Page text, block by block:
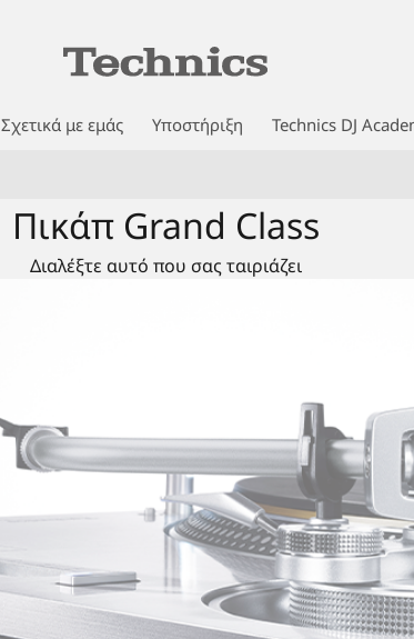
Σχετικά με εμάς Υποστήριξη Technics DJ
Διαλέξτε αυτό που σας ταιριάζει
Πικάπ Grand Class